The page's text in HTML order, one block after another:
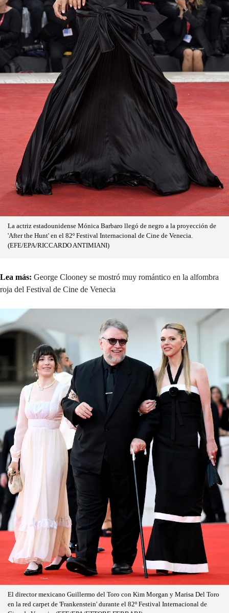
La actriz estadounidense Mónica Barbaro llegó de negro a la proyección de
'After the Hunt' en el 82º Festival Internacional de Cine de Venecia.
(EFE/EPA/RICCARDO ANTIMIANI)
Lea más: George Clooney se mostró muy romántico en la alfombra
roja del Festival de Cine de Venecia
El director mexicano Guillermo del Toro con Kim Morgan y Marisa Del Toro
en la red carpet de 'Frankenstein' durante el 82º Festival Internacional de